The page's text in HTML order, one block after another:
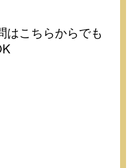
はこちらからでも